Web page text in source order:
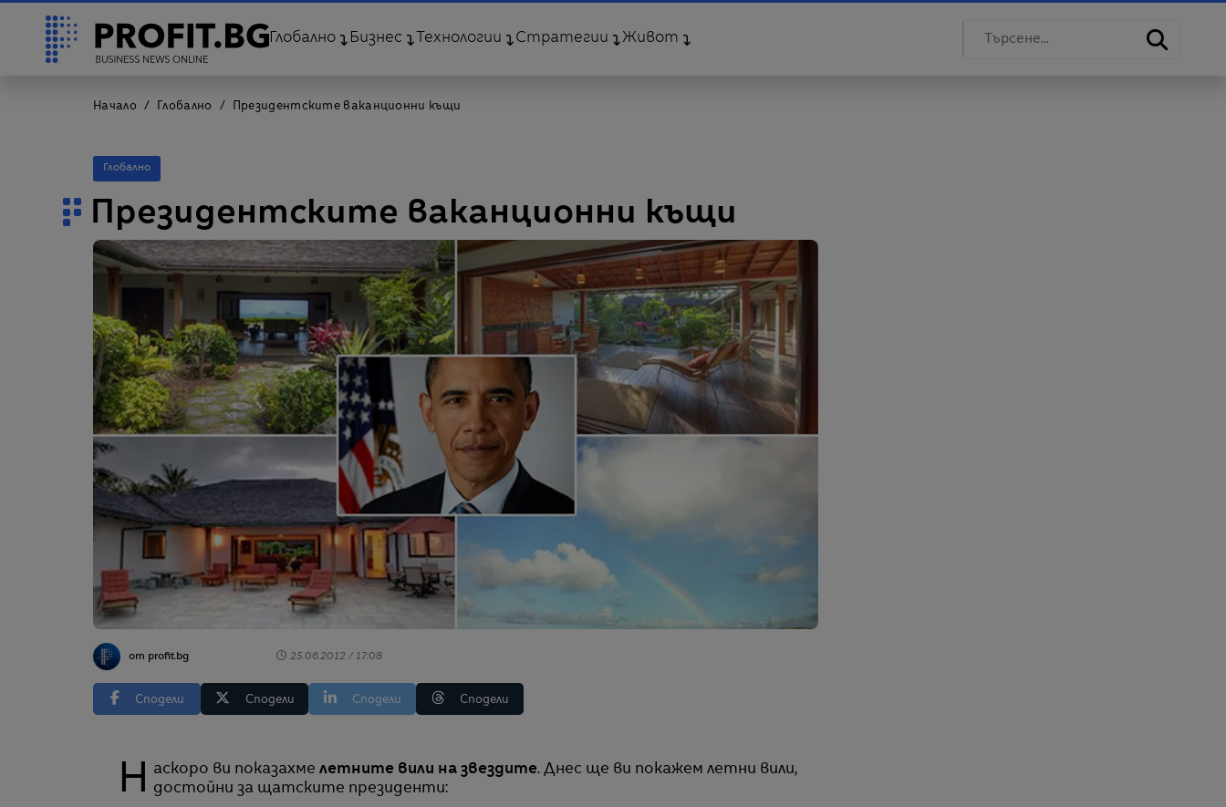
Глобално Бизнес Технологии Стратегии Живот
Начало Глобално Президентските ваканционни къщи
Глобално
Президентските ваканционни къщи
от profit.bg 25.06.2012 / 17:08
Сподели Сподели Сподели Сподели
Наскоро ви показахме летните вили на звездите. Днес ще ви покажем летни вили,
достойни за щатските президенти: